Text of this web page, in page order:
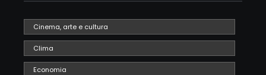
Cinema, arte e cultura
Clima
Economia